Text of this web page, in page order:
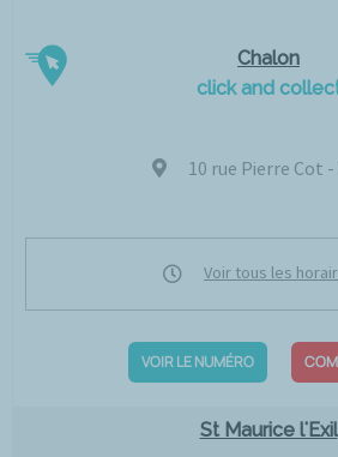
Chalon
click and
10 rue Pierre Cot -
Voir tous les
VOIR LE NUMÉRO
St Maurice l'Exil